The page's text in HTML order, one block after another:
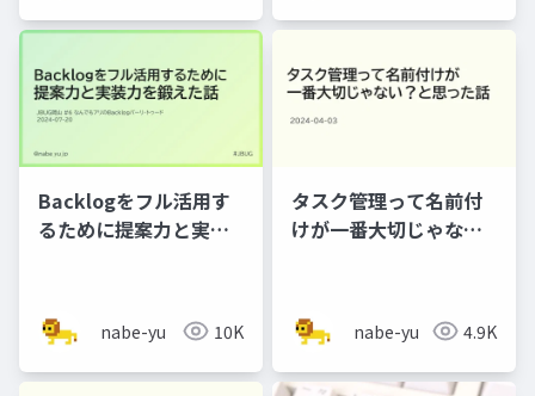
Backlogをフル活用す
るために提案力と実装
nabe-yu 10K
タスク管理って名前付
けが一番大切じゃな
nabe-yu 4.9K